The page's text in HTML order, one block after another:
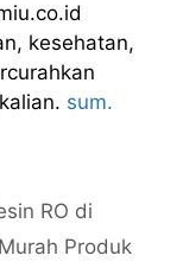
kesehatan,
sum.
RO di
Produk